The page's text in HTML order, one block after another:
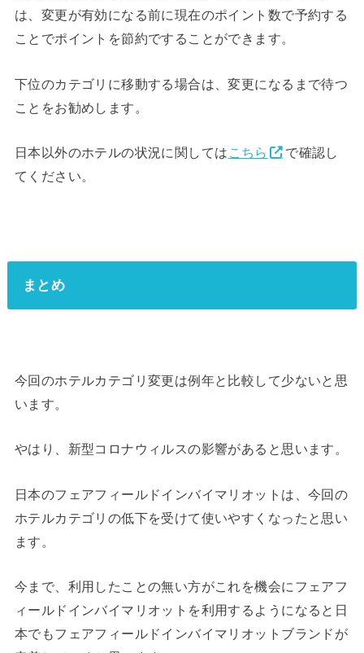
は、変更が有効になる前に現在のポイント数で予約する
ことでポイントを節約ですることができます。
下位のカテゴリに移動する場合は、変更になるまで待つ
ことをお勧めします。
日本以外のホテルの状況に関しては こちら
で確認し
てください。
まとめ
今回のホテルカテゴリ変更は例年と比較して少ないと思
います。
やはり、新型コロナウィルスの影響があると思います。
日本のフェアフィールドインバイマリオットは、今回の
ホテルカテゴリの低下を受けて使いやすくなったと思い
ます。
今まで、利用したことの無い方がこれを機会にフェアフ
ィールドインバイマリオットを利用するようになると日
本でもフェアフィールドインバイマリオットブランドが